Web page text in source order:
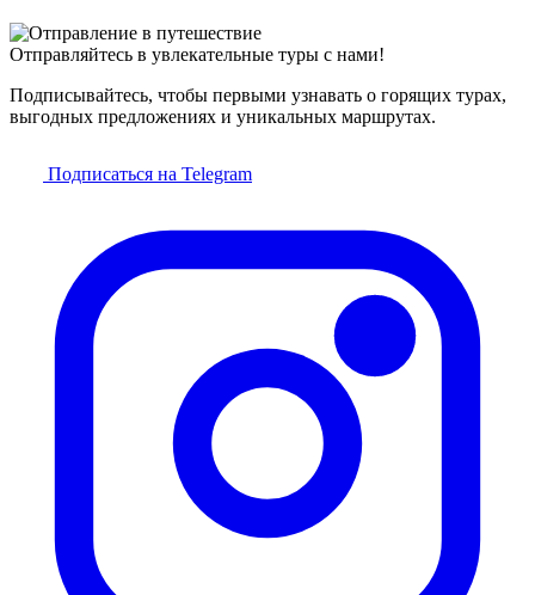
Отправляйтесь в увлекательные туры с нами!
Подписывайтесь, чтобы первыми узнавать о горящих турах,
выгодных предложениях и уникальных маршрутах.
Подписаться на Telegram